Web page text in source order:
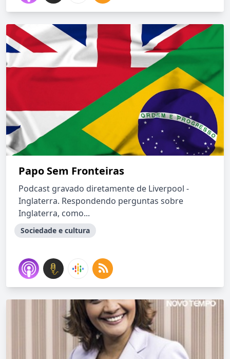
Papo Sem Fronteiras
Podcast gravado diretamente de Liverpool -
Inglaterra. Respondendo perguntas sobre
Inglaterra, como...
Sociedade e cultura